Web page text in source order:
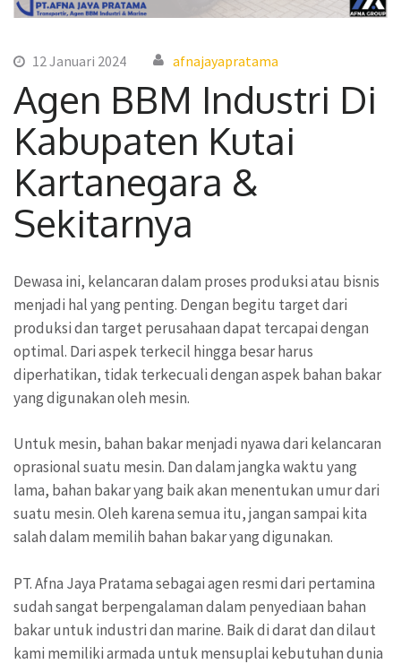
12 Januari 2024 afnajayapratama
Agen BBM Industri Di
Kabupaten Kutai
Kartanegara &
Sekitarnya
Dewasa ini, kelancaran dalam proses produksi atau bisnis
menjadi hal yang penting. Dengan begitu target dari
produksi dan target perusahaan dapat tercapai dengan
optimal. Dari aspek terkecil hingga besar harus
diperhatikan, tidak terkecuali dengan aspek bahan bakar
yang digunakan oleh mesin.
Untuk mesin, bahan bakar menjadi nyawa dari kelancaran
oprasional suatu mesin. Dan dalam jangka waktu yang
lama, bahan bakar yang baik akan menentukan umur dari
suatu mesin. Oleh karena semua itu, jangan sampai kita
salah dalam memilih bahan bakar yang digunakan.
PT. Afna Jaya Pratama sebagai agen resmi dari pertamina
sudah sangat berpengalaman dalam penyediaan bahan
bakar untuk industri dan marine. Baik di darat dan dilaut
kami memiliki armada untuk mensuplai kebutuhan dunia